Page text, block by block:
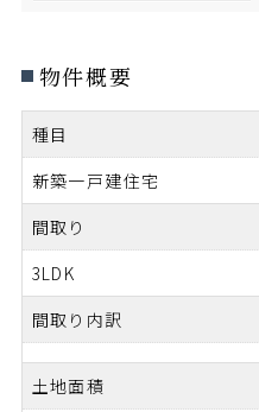
物件概要
種目
新築一戸建住宅
間取り
3LDK
間取り内訳
土地面積